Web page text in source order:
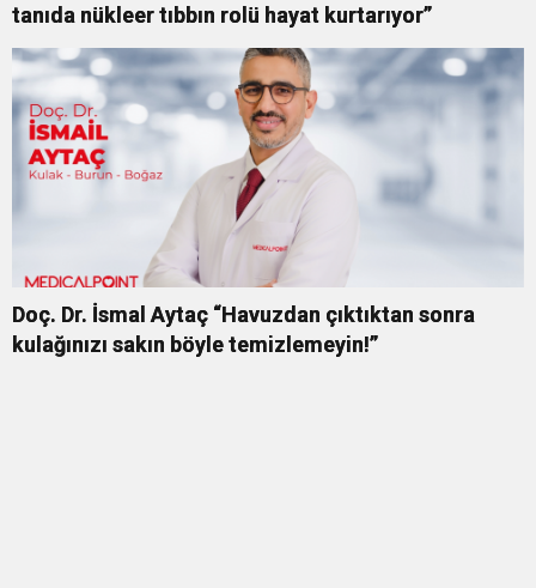
tanıda nükleer tıbbın rolü hayat kurtarıyor”
Doç. Dr. İsmal Aytaç “Havuzdan çıktıktan sonra
kulağınızı sakın böyle temizlemeyin!”